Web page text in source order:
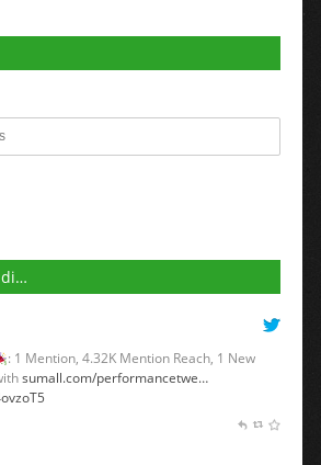
: 1 Mention, 4.32K Mention Reach, 1 New
sumall.com/performancetwe…